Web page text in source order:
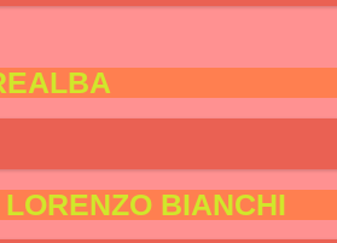
BIANCHI